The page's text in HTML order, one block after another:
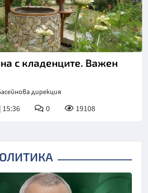
с кладенците. Важен
дирекция
0 19108